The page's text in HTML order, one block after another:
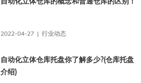
2022-04-27 | 行业动态
自动化立体仓库托盘你了解多少?(仓库托盘
介绍)